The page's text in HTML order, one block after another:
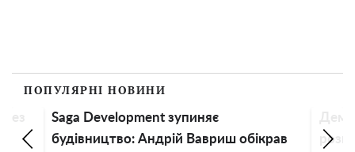
ПОПУЛЯРНІ НОВИНИ
Saga Development зупиняє
будівництво: Андрій Вавриш обікрав